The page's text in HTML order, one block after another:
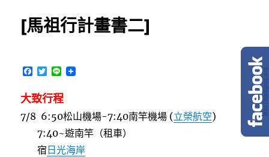
[馬祖行計畫書二]
F
c
e
b
o
o
k
T
i
t
e
r
L
n
e
大致行程
7/8 6:50松山機場-7:40南竿機場 (立榮航空)
7:40~遊南竿（租車）
宿日光海岸